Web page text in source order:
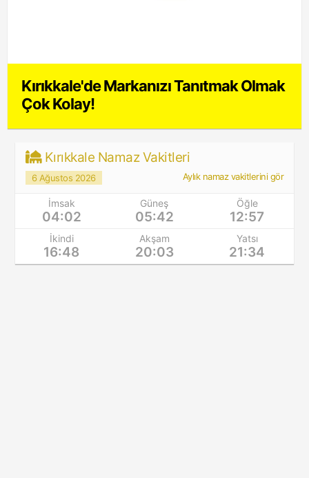
Kırıkkale'de Markanızı Tanıtmak Olmak
Çok Kolay!
Kırıkkale Namaz Vakitleri
6 Ağustos 2026 Aylık namaz vakitlerini gör
İmsak
04:02
Güneş
05:42
Öğle
12:57
İkindi
16:48
Akşam
20:03
Yatsı
21:34